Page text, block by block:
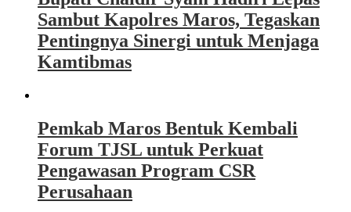
Sambut Kapolres Maros, Tegaskan
Pentingnya Sinergi untuk Menjaga
Kamtibmas
Pemkab Maros Bentuk Kembali
Forum TJSL untuk Perkuat
Pengawasan Program CSR
Perusahaan